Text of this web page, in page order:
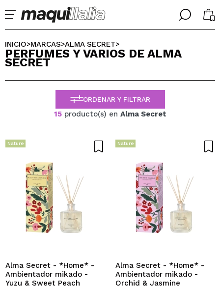
╳
Ya soy #maquilover, tengo cuenta
BIENVENIDX!
No tengo cuenta aquí
QUIERO REGISTRARME
pedidos y consultar tus operaciones anteriores.
╳
SELECCIONA TU IDIOMA
ENGLISH
FRANCES
ALEMAN
ITALIANO
INICIO>MARCAS>ALMA SECRET>
PERFUMES Y VARIOS DE ALMA
SECRET
ORDENAR Y FILTRAR
15producto(s) en Alma Secret
Nature
Alma Secret - *Home* -
Ambientador mikado -
Yuzu & Sweet Peach
Nature
Alma Secret - *Home* -
Ambientador mikado -
Orchid & Jasmine